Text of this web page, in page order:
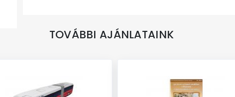
TOVÁBBI AJÁNLATAINK